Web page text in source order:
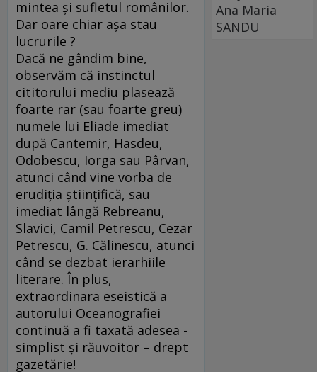
mintea şi sufletul românilor.
Dar oare chiar aşa stau
lucrurile ?
Dacă ne gândim bine,
observăm că instinctul
cititorului mediu plasează
foarte rar (sau foarte greu)
numele lui Eliade imediat
după Cantemir, Hasdeu,
Odobescu, Iorga sau Pârvan,
atunci când vine vorba de
erudiţia ştiinţifică, sau
imediat lângă Rebreanu,
Slavici, Camil Petrescu, Cezar
Petrescu, G. Călinescu, atunci
când se dezbat ierarhiile
literare. În plus,
extraordinara eseistică a
autorului Oceanografiei
continuă a fi taxată adesea -
simplist şi răuvoitor – drept
gazetărie!
Ana Maria
SANDU